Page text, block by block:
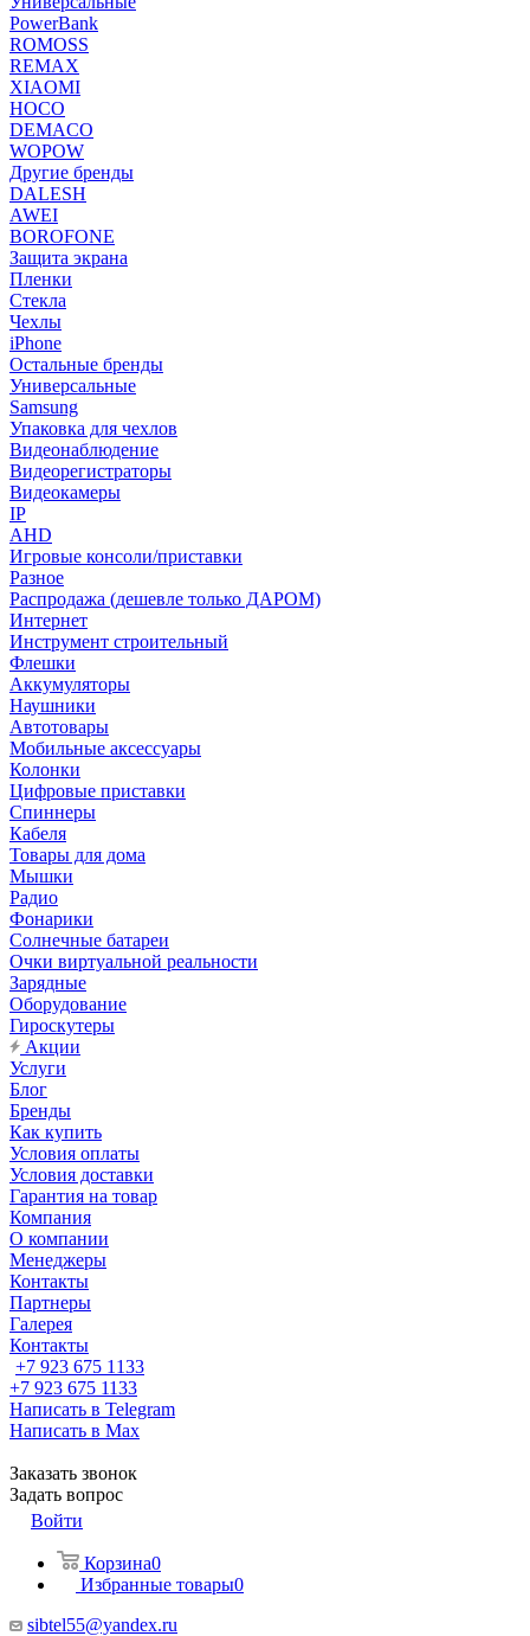
PowerBank
ROMOSS
REMAX
XIAOMI
HOCO
DEMACO
WOPOW
Другие бренды
DALESH
AWEI
BOROFONE
Защита экрана
Пленки
Стекла
Чехлы
iPhone
Остальные бренды
Универсальные
Samsung
Упаковка для чехлов
Видеонаблюдение
Видеорегистраторы
Видеокамеры
IP
AHD
Игровые консоли/приставки
Разное
Распродажа (дешевле только ДАРОМ)
Интернет
Инструмент строительный
Флешки
Аккумуляторы
Наушники
Автотовары
Мобильные аксессуары
Колонки
Цифровые приставки
Спиннеры
Кабеля
Товары для дома
Мышки
Радио
Фонарики
Солнечные батареи
Очки виртуальной реальности
Зарядные
Оборудование
Гироскутеры
Акции
Услуги
Блог
Бренды
Как купить
Условия оплаты
Условия доставки
Гарантия на товар
Компания
О компании
Менеджеры
Контакты
Партнеры
Галерея
Контакты
+7 923 675 1133
+7 923 675 1133
Написать в Telegram
Написать в Max
Заказать звонок
Задать вопрос
Войти
Корзина0
Избранные товары0
sibtel55@yandex.ru